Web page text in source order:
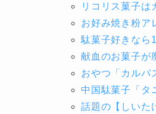
リコリス菓子は
お好み焼き粉ア
駄菓子好きなら
献血のお菓子が
おやつ「カルパ
中国駄菓子「タ
話題の【しいた